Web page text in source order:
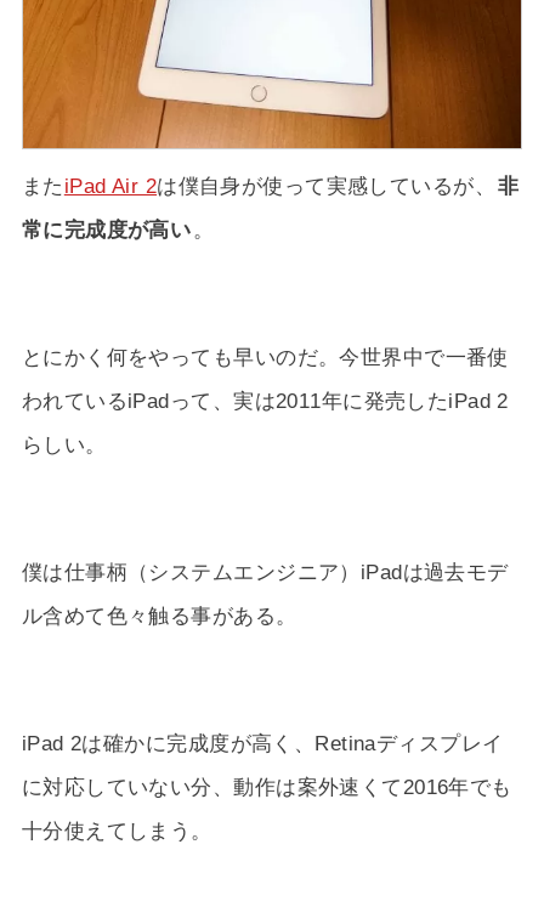
また iPad Air 2は僕自身が使って実感しているが、 非
常に完成度が高い 。
とにかく何をやっても早いのだ。今世界中で一番使
われているiPadって、実は2011年に発売したiPad 2
らしい。
僕は仕事柄（システムエンジニア）iPadは過去モデ
ル含めて色々触る事がある。
iPad 2は確かに完成度が高く、Retinaディスプレイ
に対応していない分、動作は案外速くて2016年でも
十分使えてしまう。